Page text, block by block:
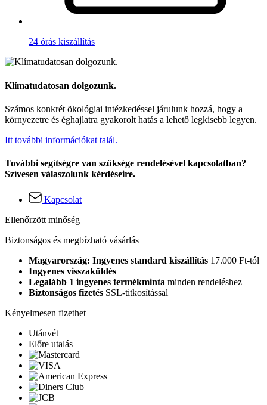
24 órás kiszállítás
Klímatudatosan dolgozunk.
Számos konkrét ökológiai intézkedéssel járulunk hozzá, hogy a
környezetre és éghajlatra gyakorolt hatás a lehető legkisebb legyen.
Itt további információkat talál.
További segítségre van szüksége rendelésével kapcsolatban?
Szívesen válaszolunk kérdéseire.
Kapcsolat
Ellenőrzött minőség
Biztonságos és megbízható vásárlás
Magyarország: Ingyenes standard kiszállítás 17.000 Ft-tól
Ingyenes visszaküldés
Legalább 1 ingyenes termékminta minden rendeléshez
Biztonságos fizetés SSL-titkosítással
Kényelmesen fizethet
Utánvét
Előre utalás